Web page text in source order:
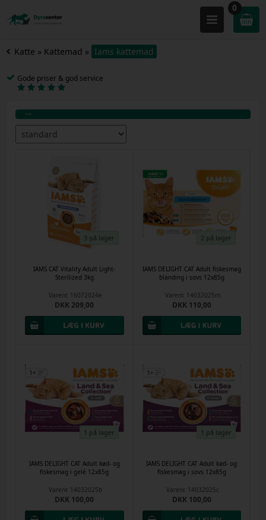
0
Katte » Kattemad » Iams kattemad
Gode priser & god service
3 på lager
IAMS CAT Vitality Adult Light-
Sterilized 3kg
Varenr. 16072024e
DKK 209,00
2 på lager
IAMS DELIGHT CAT Adult fiskesmag
blanding i sovs 12x85g
Varenr. 14032025m
DKK 110,00
1 på lager
IAMS DELIGHT CAT Adult kød- og
fiskesmag i gelé 12x85g
Varenr. 14032025b
DKK 100,00
1 på lager
IAMS DELIGHT CAT Adult kød- og
fiskesmag i sovs 12x85g
Varenr. 14032025c
DKK 100,00